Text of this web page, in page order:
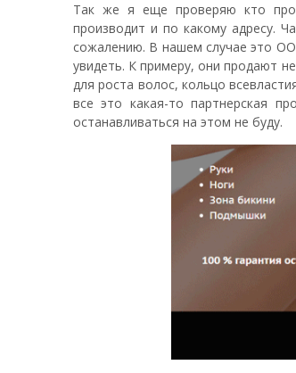
Так же я еще проверяю кто
производит и по какому адресу.
сожалению. В нашем случае это
увидеть. К примеру, они продают
для роста волос, кольцо
все это какая-то партнерская
останавливаться на этом не буду.